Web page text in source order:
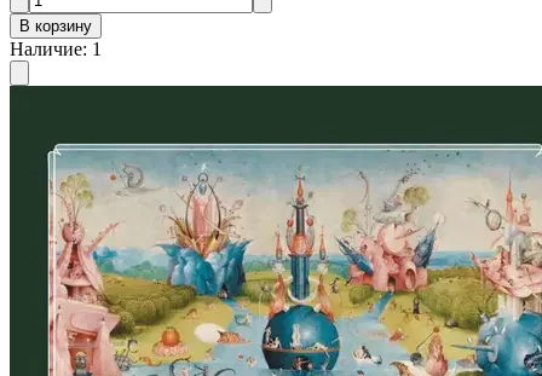
В корзину
Наличие: 1